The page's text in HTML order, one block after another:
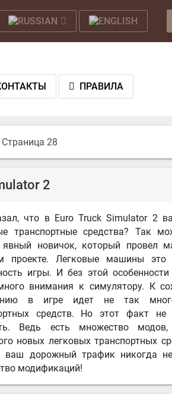
ПРАВИЛА
28
2
что в Euro Truck Simulator 2
транспортные средства? Так
явный новичок, который провел
проекте. Легковые машины это
игры. И без этой
внимания к симулятору. К
в игре идет не так
средств. Но этот факт
Ведь есть множество
новых легковых транспортных
ваш дорожный трафик никогда
модификаций!